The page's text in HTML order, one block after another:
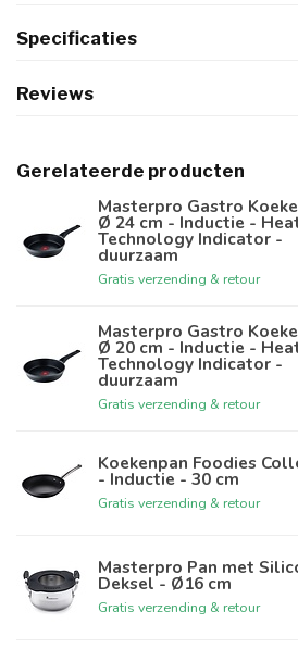
Specificaties
Reviews
Gerelateerde producten
Masterpro Gastro
Ø 24 cm - Inductie -
Technology Indicator -
duurzaam
Gratis verzending & retour
Masterpro Gastro
Ø 20 cm - Inductie -
Technology Indicator -
duurzaam
Gratis verzending & retour
Koekenpan Foodies
- Inductie - 30 cm
Gratis verzending & retour
Masterpro Pan met
Deksel - Ø16 cm
Gratis verzending & retour